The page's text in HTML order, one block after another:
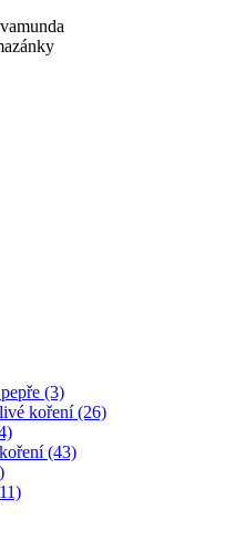
(3)
koření (26)
(43)